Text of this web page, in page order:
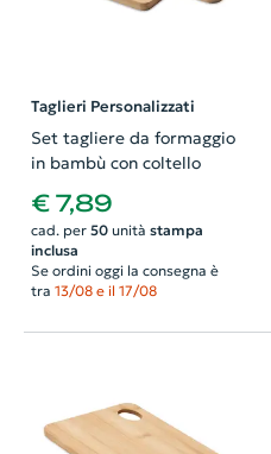
Taglieri Personalizzati
Set tagliere da formaggio
in bambù con coltello
€ 7,89
cad. per 50unità stampa
inclusa
Se ordini oggi la consegna è
tra 13/08 e il 17/08